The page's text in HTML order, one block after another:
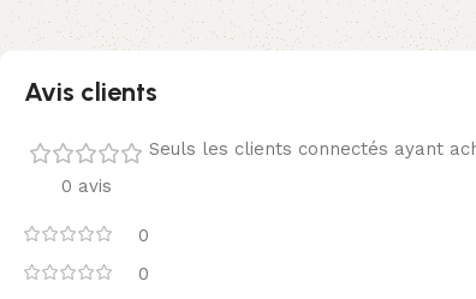
Avis clients
0 avis
0
0
Seuls les clients connectés ayant